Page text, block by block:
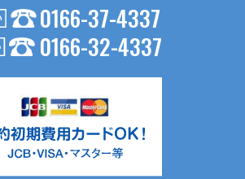
0166-37-4337
0166-32-4337